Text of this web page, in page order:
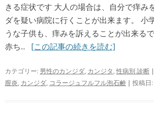
きる症状です 大人の場合は、自分で痒み
ダを疑い病院に行くことが出来ます。 小
うな子供も、痒みを訴えることが出来る
赤ち... [この記事の続きを読む]
カテゴリー: 男性のカンジダ, カンジタ,性病別 診断
膣炎, カンジダ, コラージュフルフル泡石鹸 | 投稿日: